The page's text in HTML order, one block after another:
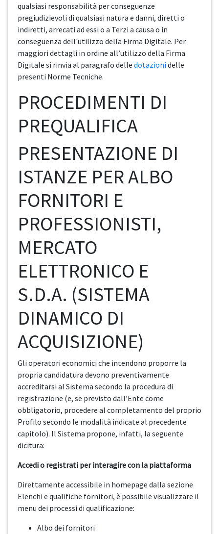
qualsiasi responsabilità per conseguenze
pregiudizievoli di qualsiasi natura e danni, diretti o
indiretti, arrecati ad essi o a Terzi a causa o in
conseguenza dell'utilizzo della Firma Digitale. Per
maggiori dettagli in ordine all’utilizzo della Firma
Digitale si rinvia al paragrafo delle dotazionidelle
presenti Norme Tecniche.
PROCEDIMENTI DI
PREQUALIFICA
PRESENTAZIONE DI
ISTANZE PER ALBO
FORNITORI E
PROFESSIONISTI,
MERCATO
ELETTRONICO E
S.D.A. (SISTEMA
DINAMICO DI
ACQUISIZIONE)
Gli operatori economici che intendono proporre la
propria candidatura devono preventivamente
accreditarsi al Sistema secondo la procedura di
registrazione (e, se previsto dall’Ente come
obbligatorio, procedere al completamento del proprio
Profilo secondo le modalità indicate al precedente
capitolo). Il Sistema propone, infatti, la seguente
dicitura:
Accedi o registrati per interagire con la piattaforma
Direttamente accessibile in homepage dalla sezione
Elenchi e qualifiche fornitori, è possibile visualizzare il
menu dei processi di qualificazione:
Albo dei fornitori